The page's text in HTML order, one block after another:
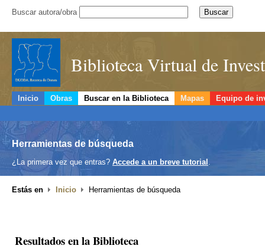
Buscar autora/obra
Biblioteca Virtual de
Inicio Obras Buscar en la Biblioteca Mapas Equipo de
Herramientas de búsqueda
¿La primera vez que entras? Accede a un breve tutorial .
Estás en Inicio Herramientas de búsqueda
Resultados en la Biblioteca